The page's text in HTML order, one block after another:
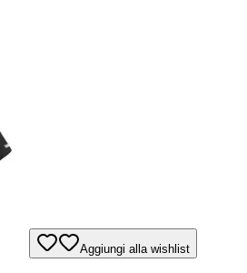
Aggiungi alla wishlist